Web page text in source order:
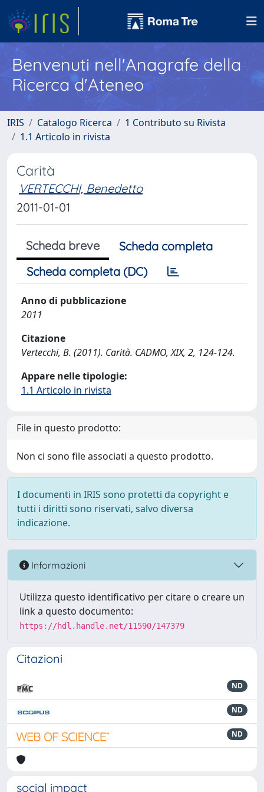
Benvenuti nell'Anagrafe della
Ricerca d'Ateneo
IRIS Catalogo Ricerca
1 Contributo su Rivista
1.1 Articolo in rivista
Carità
VERTECCHI, Benedetto
2011-01-01
Scheda breve
Scheda completa
Scheda completa (DC)
Anno di pubblicazione
2011
Citazione
Vertecchi, B. (2011). Carità. CADMO, XIX, 2, 124-124.
Appare nelle tipologie:
1.1 Articolo in rivista
File in questo prodotto:
Non ci sono file associati a questo prodotto.
I documenti in IRIS sono protetti da copyright e
tutti i diritti sono riservati, salvo diversa
indicazione.
Informazioni
Utilizza questo identificativo per citare o creare un
link a questo documento:
https://hdl.handle.net/11590/147379
Citazioni
ND
ND
ND
social impact